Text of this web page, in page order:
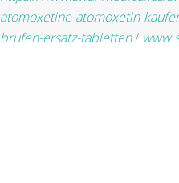
atomoxetine-atomoxetin-
brufen-ersatz-tabletten/